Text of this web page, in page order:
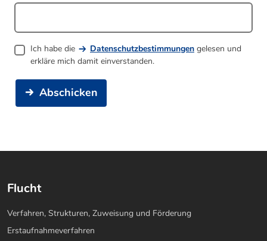
Ich habe die Datenschutzbestimmungen gelesen und
erkläre mich damit einverstanden.
Abschicken
Flucht
Verfahren, Strukturen, Zuweisung und Förderung
Erstaufnahmeverfahren